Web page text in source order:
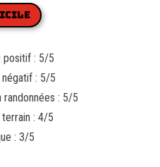
positif : 5/5
négatif : 5/5
randonnées : 5/5
: 4/5
: 3/5